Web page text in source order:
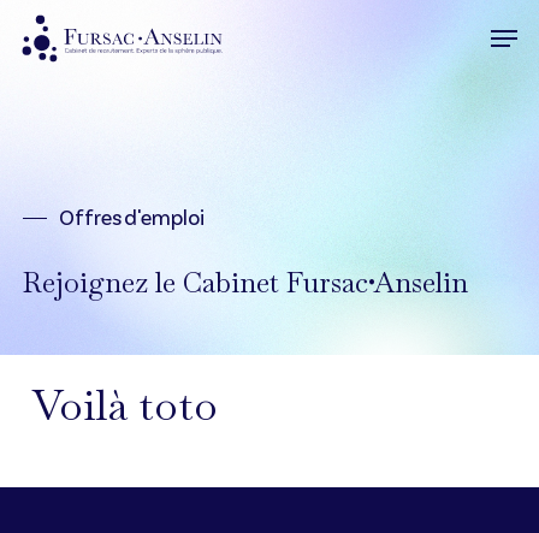
Skip
Offres d'emploi
Rejoignez le Cabinet Fursac•Anselin
Voilà toto